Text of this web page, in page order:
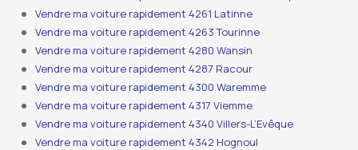
Vendre ma voiture rapidement 4261 Latinne
Vendre ma voiture rapidement 4263 Tourinne
Vendre ma voiture rapidement 4280 Wansin
Vendre ma voiture rapidement 4287 Racour
Vendre ma voiture rapidement 4300 Waremme
Vendre ma voiture rapidement 4317 Viemme
Vendre ma voiture rapidement 4340 Villers-L’Evêque
Vendre ma voiture rapidement 4342 Hognoul